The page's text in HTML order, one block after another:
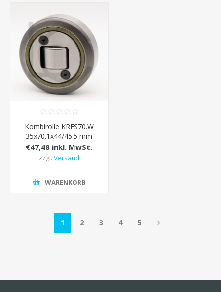
Kombirolle KRES70.W
35x70.1x44/45.5 mm
€47,48 inkl. MwSt.
zzgl. Versand
WARENKORB
1 2 3 4 5